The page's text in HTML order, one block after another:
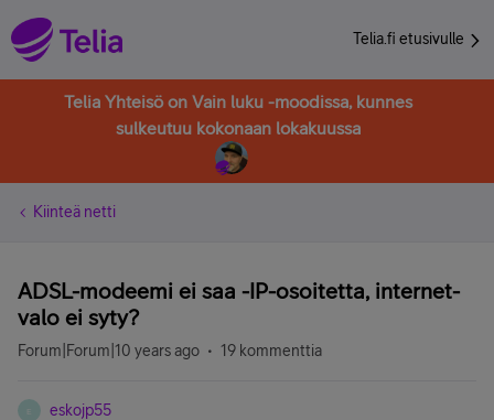
Telia.fi etusivulle
Telia Yhteisö on Vain luku -moodissa, kunnes
sulkeutuu kokonaan lokakuussa
Kiinteä netti
ADSL-modeemi ei saa -IP-osoitetta, internet-
valo ei syty?
Forum|Forum|10 years ago 19 kommenttia
eskojp55